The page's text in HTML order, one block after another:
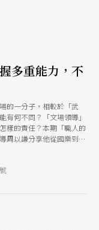
多重能力，不
的一分子，相較於「武
有何不同？「文場領導」
樣的責任？本期「職人的
周以謙分享他從國樂到外
帶領演員與後場樂隊。